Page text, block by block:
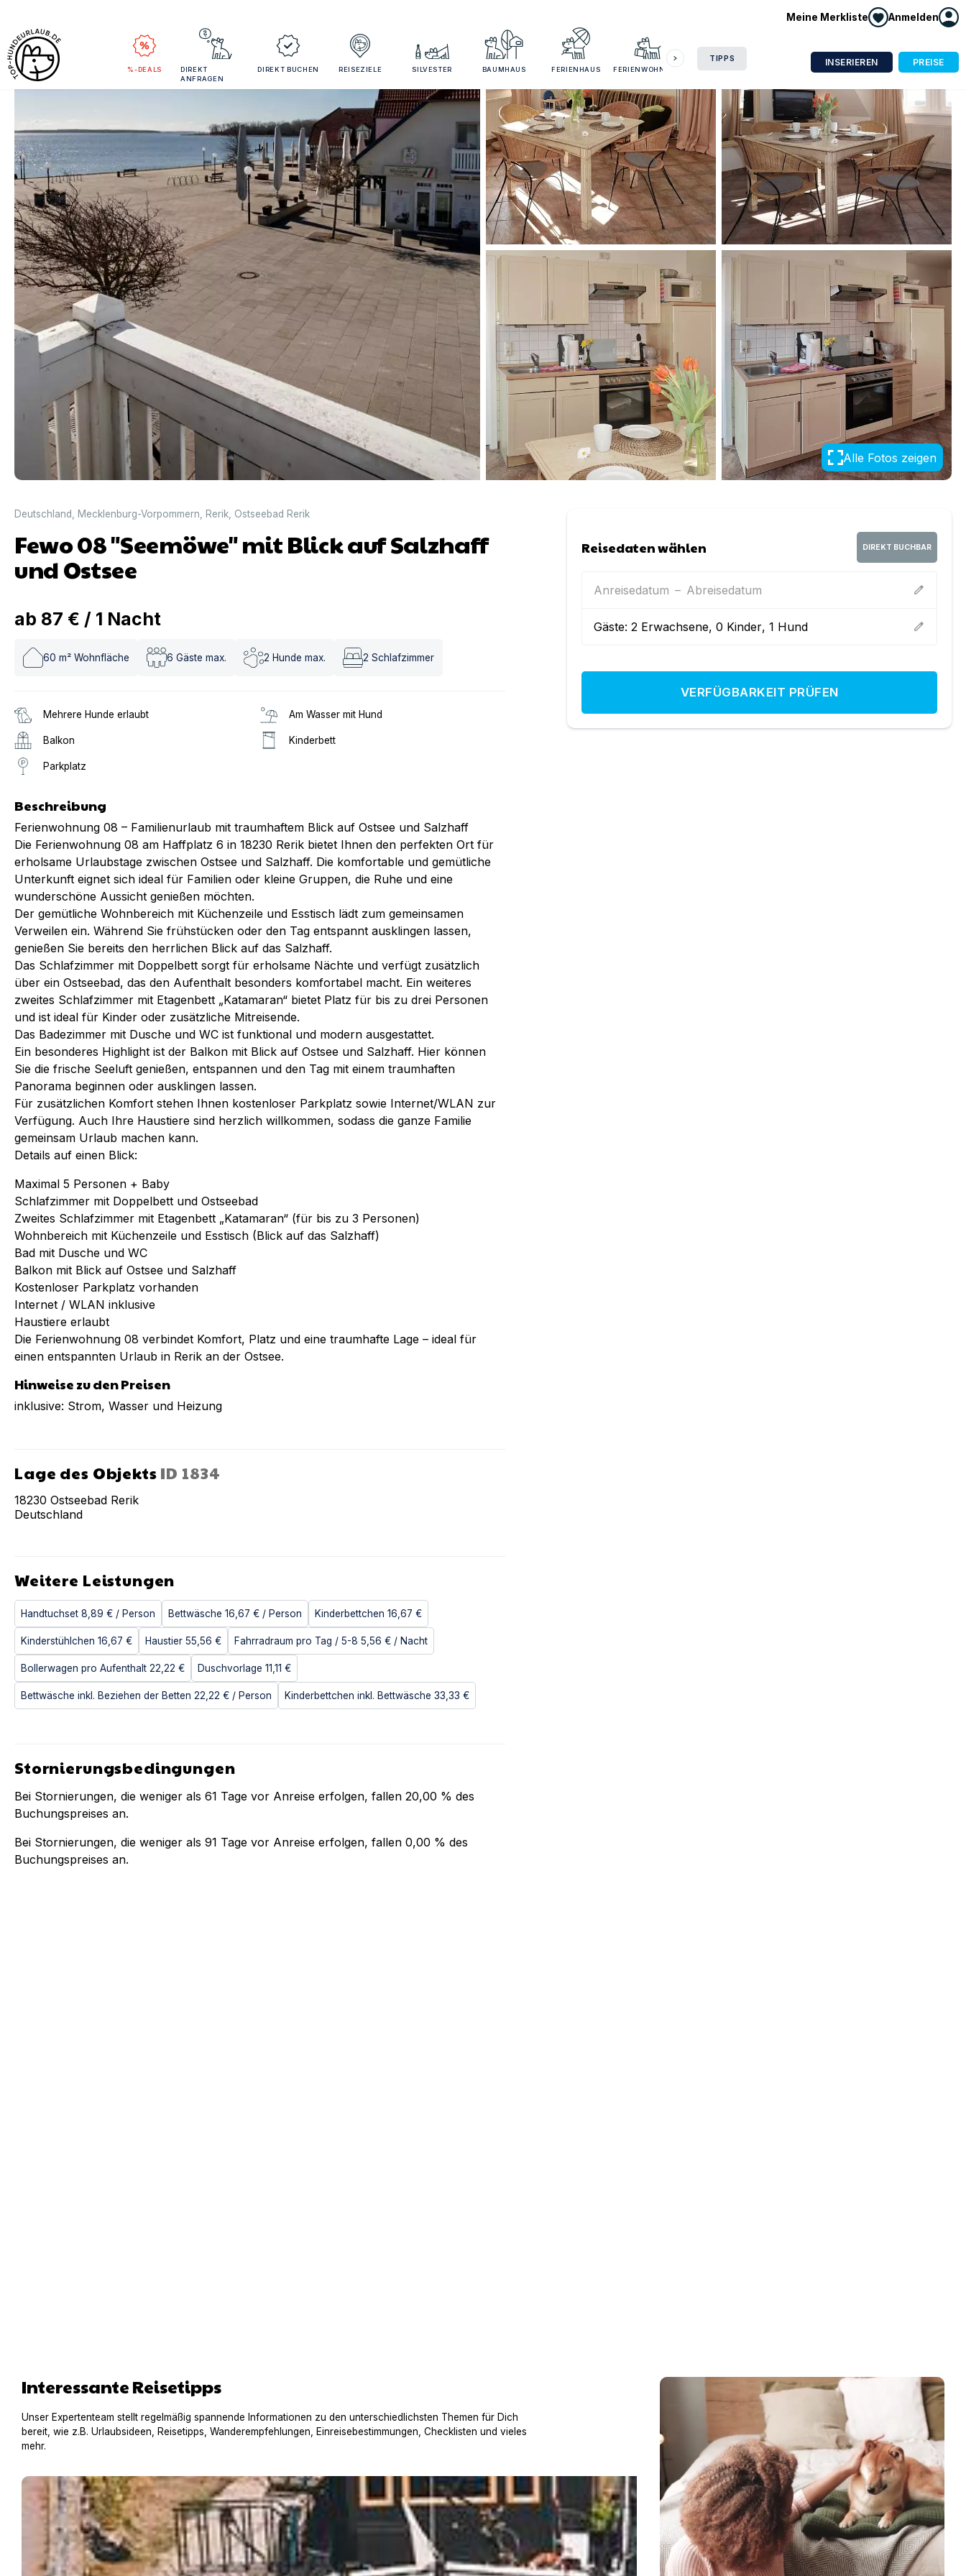
Meine Merkliste Anmelden
%-DEALS
DIREKT
ANFRAGEN
DIREKT BUCHEN REISEZIELE SILVESTER BAUMHAUS FERIENHAUS FERIENWOHNUNG
TIPPS INSERIEREN PREISE
Alle Fotos zeigen
Deutschland Mecklenburg-Vorpommern Rerik Ostseebad Rerik
Fewo 08 "Seemöwe" mit Blick auf Salzhaff
und Ostsee
ab 87 € / 1 Nacht
60 m² Wohnfläche 6 Gäste max. 2 Hunde max. 2 Schlafzimmer
Mehrere Hunde erlaubt Am Wasser mit Hund
Balkon Kinderbett
Parkplatz
Beschreibung
Ferienwohnung 08 – Familienurlaub mit traumhaftem Blick auf Ostsee und Salzhaff
Die Ferienwohnung 08 am Haffplatz 6 in 18230 Rerik bietet Ihnen den perfekten Ort für
erholsame Urlaubstage zwischen Ostsee und Salzhaff. Die komfortable und gemütliche
Unterkunft eignet sich ideal für Familien oder kleine Gruppen, die Ruhe und eine
wunderschöne Aussicht genießen möchten.
Der gemütliche Wohnbereich mit Küchenzeile und Esstisch lädt zum gemeinsamen
Verweilen ein. Während Sie frühstücken oder den Tag entspannt ausklingen lassen,
genießen Sie bereits den herrlichen Blick auf das Salzhaff.
Das Schlafzimmer mit Doppelbett sorgt für erholsame Nächte und verfügt zusätzlich
über ein Ostseebad, das den Aufenthalt besonders komfortabel macht. Ein weiteres
zweites Schlafzimmer mit Etagenbett „Katamaran“ bietet Platz für bis zu drei Personen
und ist ideal für Kinder oder zusätzliche Mitreisende.
Das Badezimmer mit Dusche und WC ist funktional und modern ausgestattet.
Ein besonderes Highlight ist der Balkon mit Blick auf Ostsee und Salzhaff. Hier können
Sie die frische Seeluft genießen, entspannen und den Tag mit einem traumhaften
Panorama beginnen oder ausklingen lassen.
Für zusätzlichen Komfort stehen Ihnen kostenloser Parkplatz sowie Internet/WLAN zur
Verfügung. Auch Ihre Haustiere sind herzlich willkommen, sodass die ganze Familie
gemeinsam Urlaub machen kann.
Details auf einen Blick:
Maximal 5 Personen + Baby
Schlafzimmer mit Doppelbett und Ostseebad
Zweites Schlafzimmer mit Etagenbett „Katamaran“ (für bis zu 3 Personen)
Wohnbereich mit Küchenzeile und Esstisch (Blick auf das Salzhaff)
Bad mit Dusche und WC
Balkon mit Blick auf Ostsee und Salzhaff
Kostenloser Parkplatz vorhanden
Internet / WLAN inklusive
Haustiere erlaubt
Die Ferienwohnung 08 verbindet Komfort, Platz und eine traumhafte Lage – ideal für
einen entspannten Urlaub in Rerik an der Ostsee.
Hinweise zu den Preisen
inklusive: Strom, Wasser und Heizung
Lage des Objekts ID 1834
18230 Ostseebad Rerik
Deutschland
Weitere Leistungen
Handtuchset 8,89 € / Person Bettwäsche 16,67 € / Person Kinderbettchen 16,67 €
Kinderstühlchen 16,67 € Haustier 55,56 € Fahrradraum pro Tag / 5-8 5,56 € / Nacht
Bollerwagen pro Aufenthalt 22,22 € Duschvorlage 11,11 €
Bettwäsche inkl. Beziehen der Betten 22,22 € / Person Kinderbettchen inkl. Bettwäsche 33,33 €
Stornierungsbedingungen
Bei Stornierungen, die weniger als 61 Tage vor Anreise erfolgen, fallen 20,00 % des
Buchungspreises an.
Bei Stornierungen, die weniger als 91 Tage vor Anreise erfolgen, fallen 0,00 % des
Buchungspreises an.
Reisedaten wählen DIREKT BUCHBAR
Anreisedatum – Abreisedatum edit
Gäste:2 Erwachsene,0 Kinder,1 Hund edit
VERFÜGBARKEIT PRÜFEN
Interessante Reisetipps
Unser Expertenteam stellt regelmäßig spannende Informationen zu den unterschiedlichsten Themen für Dich
bereit, wie z.B. Urlaubsideen, Reisetipps, Wanderempfehlungen, Einreisebestimmungen, Checklisten und vieles
mehr.
Hausboot mit Hund